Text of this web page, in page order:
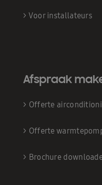
> Voor installateurs
Afspraak
> Offerte
> Offerte
> Brochure